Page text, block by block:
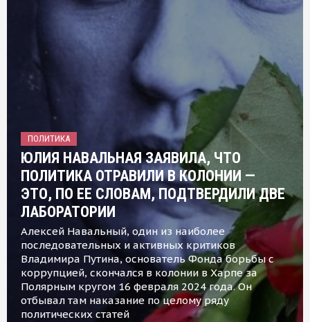
ПОЛИТИКА
ЮЛИЯ НАВАЛЬНАЯ ЗАЯВИЛА, ЧТО
ПОЛИТИКА ОТРАВИЛИ В КОЛОНИИ —
ЭТО, ПО ЕЕ СЛОВАМ, ПОДТВЕРДИЛИ ДВЕ
ЛАБОРАТОРИИ
Алексей Навальный, один из наиболее
последовательных и активных критиков
Владимира Путина, основатель Фонда борьбы с
коррупцией, скончался в колонии в Харпе за
Полярным кругом 16 февраля 2024 года. Он
отбывал там наказание по целому ряду
политических статей